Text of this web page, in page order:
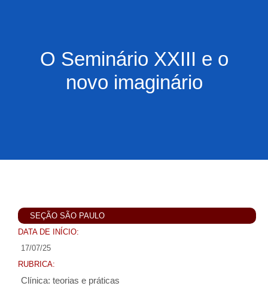
O Seminário XXIII e o
novo imaginário
SEÇÃO SÃO PAULO
DATA DE INÍCIO:
17/07/25
RUBRICA:
Clínica: teorias e práticas